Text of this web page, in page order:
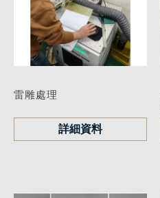
雷雕處理
詳細資料